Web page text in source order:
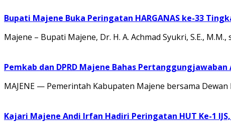
Bupati Majene Buka Peringatan HARGANAS ke-33
Majene – Bupati Majene, Dr. H. A. Achmad Syukri, S.E.,
Pemkab dan DPRD Majene Bahas
MAJENE — Pemerintah Kabupaten Majene bersama
Kajari Majene Andi Irfan Hadiri Peringatan HUT Ke-1